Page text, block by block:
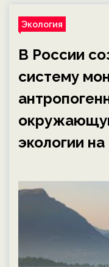
Экология
В России
систему
экологии